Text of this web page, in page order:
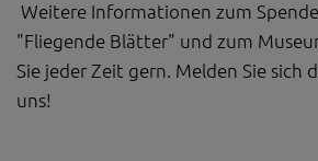
Weitere Informationen zum
"Fliegende Blätter" und zum
Sie jeder Zeit gern. Melden Sie sich
uns!